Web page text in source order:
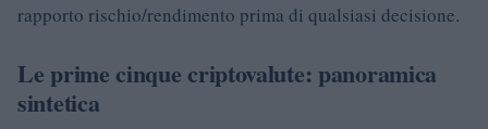
rapporto rischio/rendimento prima di qualsiasi decisione.
Le prime cinque criptovalute: panoramica
sintetica